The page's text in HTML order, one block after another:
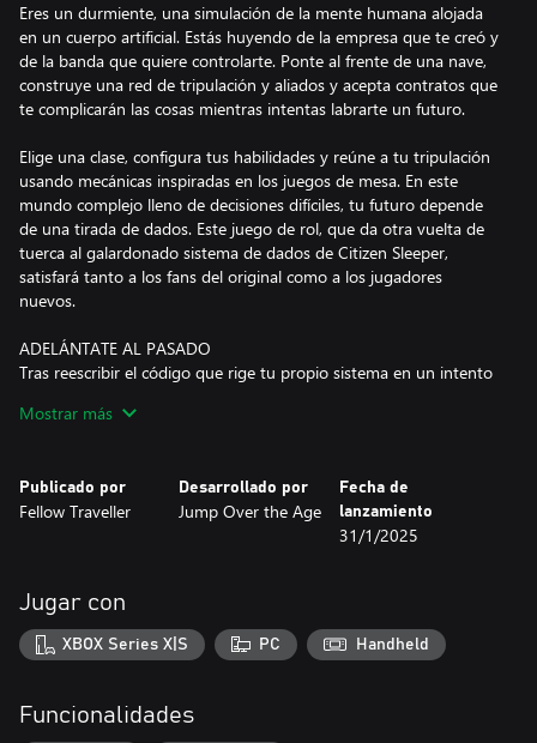
Eres un durmiente, una simulación de la mente humana alojada
en un cuerpo artificial. Estás huyendo de la empresa que te creó y
de la banda que quiere controlarte. Ponte al frente de una nave,
construye una red de tripulación y aliados y acepta contratos que
te complicarán las cosas mientras intentas labrarte un futuro.
Elige una clase, configura tus habilidades y reúne a tu tripulación
usando mecánicas inspiradas en los juegos de mesa. En este
mundo complejo lleno de decisiones difíciles, tu futuro depende
de una tirada de dados. Este juego de rol, que da otra vuelta de
tuerca al galardonado sistema de dados de Citizen Sleeper,
satisfará tanto a los fans del original como a los jugadores
nuevos.
ADELÁNTATE AL PASADO
Tras reescribir el código que rige tu propio sistema en un intento
situación de tener que huir de nuevo, esta vez en un cuerpo
REINICIA, RECONSTRUYE, REPARA
Vuelve el revolucionario sistema de dados de Citizen Sleeper; esta
tensión o recibir daño. Lidia con los errores a medida que se van
acumulando en tu sistema. Fuerza la suerte y haz que el ciclo
valga la pena.
Ahora todas las clases de personaje cuentan con una habilidad
Mostrar más
Publicado por
Fellow Traveller
Desarrollado por
Jump Over the Age
Fecha de
lanzamiento
31/1/2025
Jugar con
XBOX Series X|S PC Handheld
Funcionalidades